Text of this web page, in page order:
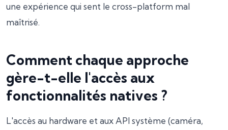
une expérience qui sent le cross-platform mal
maîtrisé.
Comment chaque approche
gère-t-elle l'accès aux
fonctionnalités natives ?
L'accès au hardware et aux API système (caméra,